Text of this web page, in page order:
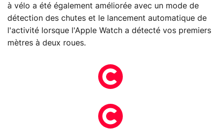
à vélo a été également améliorée avec un mode de
détection des chutes et le lancement automatique de
l'activité lorsque l'Apple Watch a détecté vos premiers
mètres à deux roues.